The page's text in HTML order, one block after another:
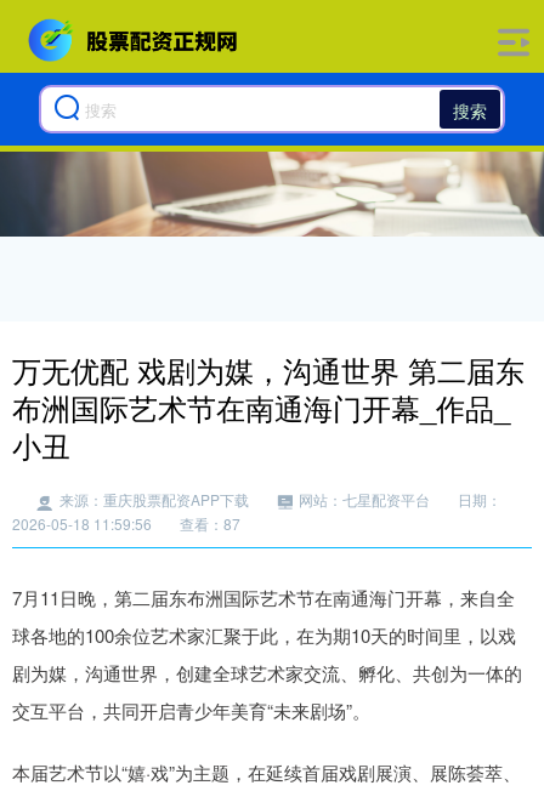
搜索
万无优配 戏剧为媒，沟通世界 第二届东
布洲国际艺术节在南通海门开幕_作品_
小丑
来源：重庆股票配资APP下载 网站：七星配资平台
日期：
2026-05-18 11:59:56
查看：87
7月11日晚，第二届东布洲国际艺术节在南通海门开幕，来自全
球各地的100余位艺术家汇聚于此，在为期10天的时间里，以戏
剧为媒，沟通世界，创建全球艺术家交流、孵化、共创为一体的
交互平台，共同开启青少年美育“未来剧场”。
本届艺术节以“嬉·戏”为主题，在延续首届戏剧展演、展陈荟萃、